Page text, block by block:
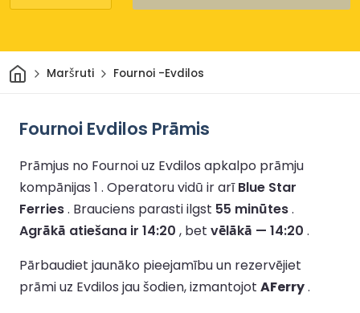
Sākums
Maršruti Fournoi -Evdilos
Fournoi Evdilos Prāmis
Prāmjus no Fournoi uz Evdilos apkalpo prāmju
kompānijas 1 . Operatoru vidū ir arīBlue Star
Ferries. Brauciens parasti ilgst 55 minūtes.
Agrākā atiešana ir 14:20 , bet vēlākā — 14:20 .
Pārbaudiet jaunāko pieejamību un rezervējiet
prāmi uz Evdilos jau šodien, izmantojot AFerry.